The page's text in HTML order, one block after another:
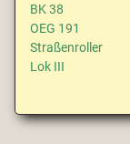
BK 38
OEG 191
Straßenroller
Lok III